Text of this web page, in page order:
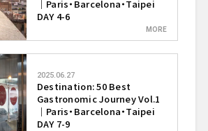
｜Paris・Barcelona・Taipei
DAY 4-6
2025.06.27
Destination: 50 Best
Gastronomic Journey Vol.1
｜Paris・Barcelona・Taipei
DAY 7-9